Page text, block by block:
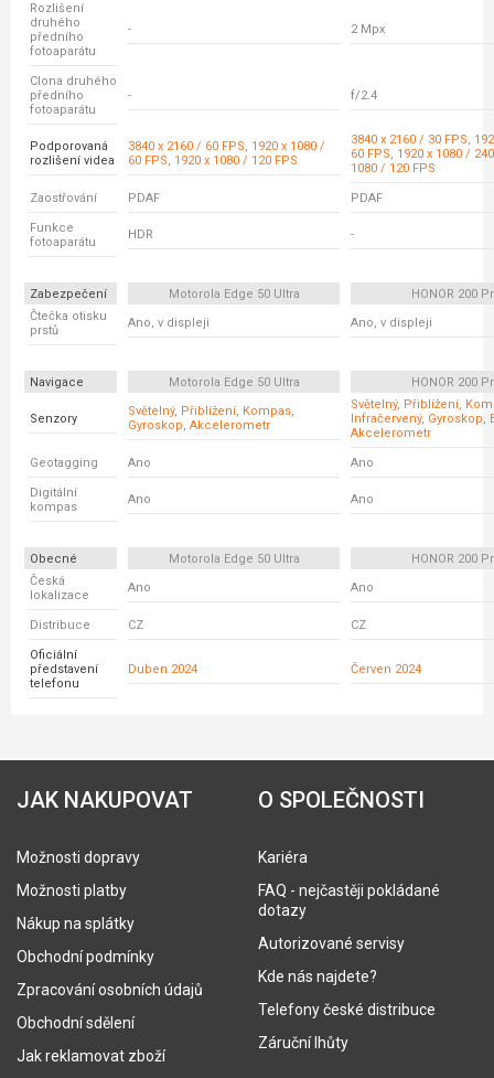
Rozlišení
druhého
předního
fotoaparátu
- 2 Mpx
Clona druhého
předního
fotoaparátu
- f/2.4
Podporovaná
rozlišení videa
3840 x 2160 / 60 FPS, 1920 x 1080 /
60 FPS, 1920 x 1080 / 120 FPS
3840 x 2160 / 30 FPS,
60 FPS, 1920 x 1080 /
1080 / 120 FPS
Zaostřování PDAF PDAF
Funkce
fotoaparátu
HDR -
Zabezpečení Motorola Edge 50 Ultra
HONOR 200
Čtečka otisku
prstů
Ano, v displeji Ano, v displeji
Navigace Motorola Edge 50 Ultra HONOR 200
Senzory
Světelný, Přiblížení, Kompas,
Gyroskop, Akcelerometr
Světelný, Přiblížení,
Infračervený, Gyroskop,
Akcelerometr
Geotagging Ano Ano
Digitální
kompas
Ano Ano
Obecné Motorola Edge 50 Ultra
HONOR 200
Česká
lokalizace
Ano Ano
Distribuce CZ CZ
Oficiální
představení
telefonu
Duben 2024 Červen 2024
JAK NAKUPOVAT
Možnosti dopravy
Možnosti platby
Nákup na splátky
Obchodní podmínky
Zpracování osobních údajů
Obchodní sdělení
Jak reklamovat zboží
O SPOLEČNOSTI
Kariéra
FAQ - nejčastěji pokládané
dotazy
Autorizované servisy
Kde nás najdete?
Telefony české distribuce
Záruční lhůty